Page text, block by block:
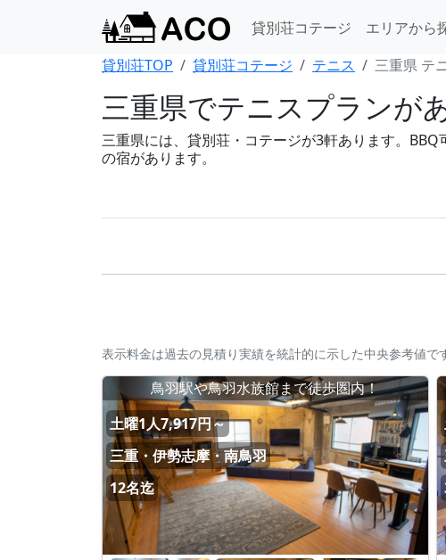
貸別荘コテージ エリアから
貸別荘TOP
貸別荘コテージ テニス 三重県 テ
三重県でテニスプランが
三重県には、貸別荘・コテージが3軒あります。
の宿があります。
表示料金は過去の見積り実績を統計的に示した中央参考値で
鳥羽駅や鳥羽水族館まで徒歩圏内！
土曜1人7,917円～
三重・伊勢志摩・南鳥羽
12名迄